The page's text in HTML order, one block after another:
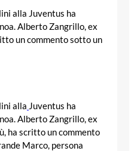
alla Juventus ha
Alberto Zangrillo, ex
un commento sotto un
alla Juventus ha
Alberto Zangrillo, ex
ha scritto un commento
Marco, persona